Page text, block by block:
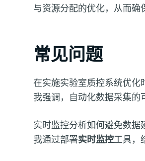
与资源分配的优化，从而确
常见问题
在实施实验室质控系统优化
我强调，自动化数据采集的
实时监控分析如何避免数据
我通过部署实时监控工具，